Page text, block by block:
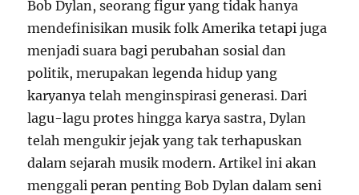
Bob Dylan, seorang figur yang tidak hanya
mendefinisikan musik folk Amerika tetapi juga
menjadi suara bagi perubahan sosial dan
politik, merupakan legenda hidup yang
karyanya telah menginspirasi generasi. Dari
lagu-lagu protes hingga karya sastra, Dylan
telah mengukir jejak yang tak terhapuskan
dalam sejarah musik modern. Artikel ini akan
menggali peran penting Bob Dylan dalam seni